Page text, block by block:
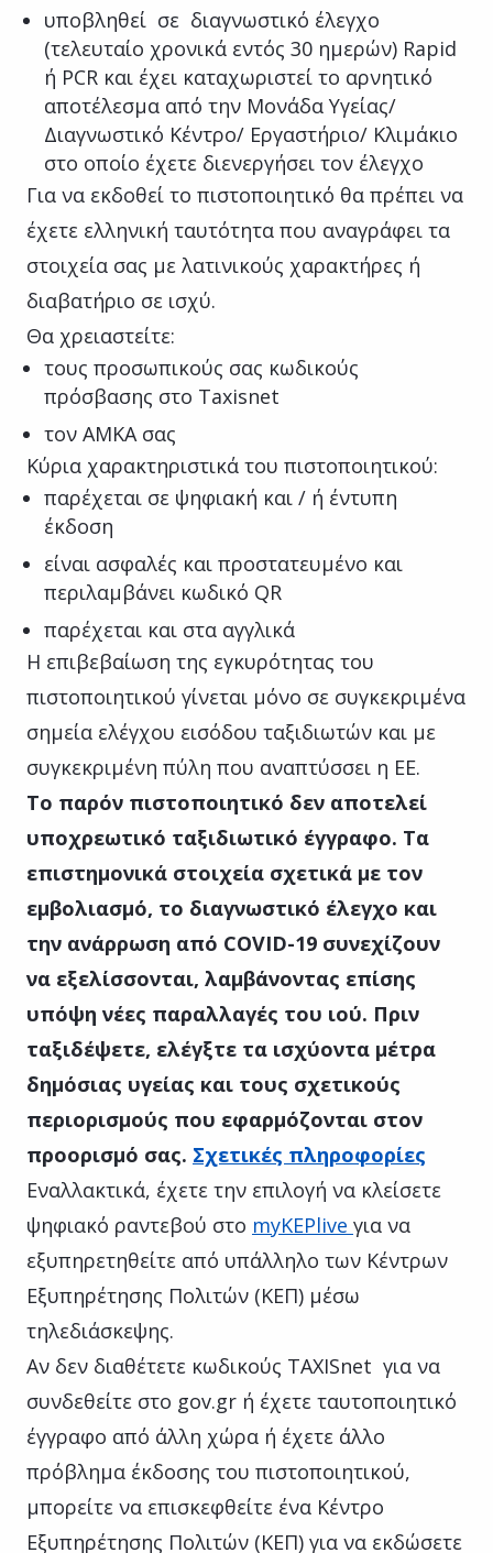
υποβληθεί σε διαγνωστικό έλεγχο
(τελευταίο χρονικά εντός 30 ημερών) Rapid
ή PCR και έχει καταχωριστεί το αρνητικό
αποτέλεσμα από την Μονάδα Υγείας/
Διαγνωστικό Κέντρο/ Εργαστήριο/ Κλιμάκιο
στο οποίο έχετε διενεργήσει τον έλεγχο
Για να εκδοθεί το πιστοποιητικό θα πρέπει να
έχετε ελληνική ταυτότητα που αναγράφει τα
στοιχεία σας με λατινικούς χαρακτήρες ή
διαβατήριο σε ισχύ.
Θα χρειαστείτε:
τους προσωπικούς σας κωδικούς
πρόσβασης στο Taxisnet
τον ΑΜΚΑ σας
Κύρια χαρακτηριστικά του πιστοποιητικού:
παρέχεται σε ψηφιακή και / ή έντυπη
έκδοση
είναι ασφαλές και προστατευμένο και
περιλαμβάνει κωδικό QR
παρέχεται και στα αγγλικά
Η επιβεβαίωση της εγκυρότητας του
πιστοποιητικού γίνεται μόνο σε συγκεκριμένα
σημεία ελέγχου εισόδου ταξιδιωτών και με
συγκεκριμένη πύλη που αναπτύσσει η ΕΕ.
Το παρόν πιστοποιητικό δεν αποτελεί
υποχρεωτικό ταξιδιωτικό έγγραφο. Τα
επιστημονικά στοιχεία σχετικά με τον
εμβολιασμό, το διαγνωστικό έλεγχο και
την ανάρρωση από COVID-19 συνεχίζουν
να εξελίσσονται, λαμβάνοντας επίσης
υπόψη νέες παραλλαγές του ιού. Πριν
ταξιδέψετε, ελέγξτε τα ισχύοντα μέτρα
δημόσιας υγείας και τους σχετικούς
περιορισμούς που εφαρμόζονται στον
προορισμό σας. Σχετικές πληροφορίες
Εναλλακτικά, έχετε την επιλογή να κλείσετε
ψηφιακό ραντεβού στο myKEPlive για να
εξυπηρετηθείτε από υπάλληλο των Κέντρων
Εξυπηρέτησης Πολιτών (ΚΕΠ) μέσω
τηλεδιάσκεψης.
Αν δεν διαθέτετε κωδικούς TAXISnet για να
συνδεθείτε στο gov.gr ή έχετε ταυτοποιητικό
έγγραφο από άλλη χώρα ή έχετε άλλο
πρόβλημα έκδοσης του πιστοποιητικού,
μπορείτε να επισκεφθείτε ένα Κέντρο
Εξυπηρέτησης Πολιτών (ΚΕΠ) για να εκδώσετε